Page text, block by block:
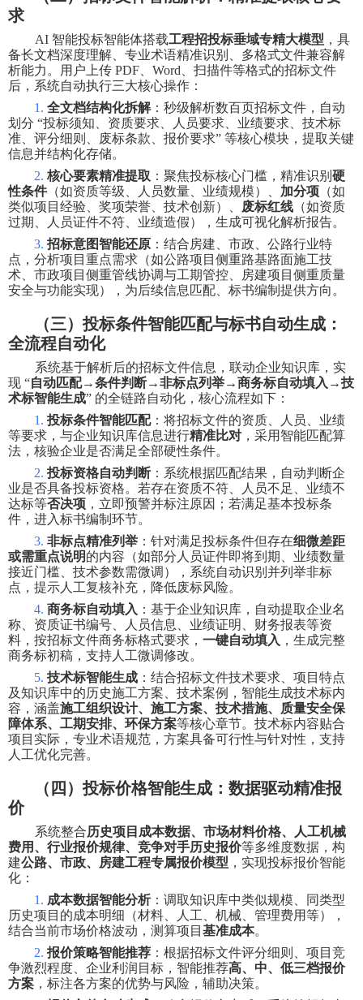
求
AI 智能投标智能体搭载工程招投标垂域专精大模型 ，具
备长文档深度理解、专业术语精准识别、多格式文件兼容解
析能力。用户上传 PDF Word 、扫描件等格式的招标文件
后，系统自动执行三大核心操作：
1. 全文档结构化拆解：秒级解析数百页招标文件，自动
划分 “投标须知、资质要求、人员要求、业绩要求、技术标
准、评分细则、废标条款、报价要求” 等核心模块，提取关键
信息并结构化存储。
2. 核心要素精准提取 ：聚焦投标核心门槛，精准识别 硬
性条件（如资质等级、人员数量、业绩规模）、 加分项 （如
类似项目经验、奖项荣誉、技术创新）、
废标红线 （如资质
过期、人员证件不符、业绩造假），生成可视化解析报告。
3. 招标意图智能还原 ：结合房建、市政、公路行业特
点，分析项目重点需求（如公路项目侧重路基路面施工技
术、市政项目侧重管线协调与工期管控、房建项目侧重质量
安全与功能实现），为后续信息匹配、标书编制提供方向。
（三）投标条件智能匹配与标书自动生成：
全流程自动化
系统基于解析后的招标文件信息，联动企业知识库，实
现 “自动匹配→条件判断→非标点列举→商务标自动填入 →技
术标智能生成” 的全链路自动化，核心流程如下：
1. 投标条件智能匹配：将招标文件的资质、人员、业绩
等要求，与企业知识库信息进行精准比对 ，采用智能匹配算
法，核验企业是否满足全部硬性条件。
2. 投标资格自动判断 ：系统根据匹配结果，自动判断企
业是否具备投标资格。若存在资质不符、人员不足、业绩不
达标等否决项 ，立即预警并标注原因；若满足基本投标条
件，进入标书编制环节。
3. 非标点精准列举 ：针对满足投标条件但存在细微差距
或需重点说明的内容（如部分人员证件即将到期、业绩数量
接近门槛、技术参数需微调），系统自动识别并列举非标
点，提示人工复核补充，降低废标风险。
4. 商务标自动填入 ：基于企业知识库，自动提取企业名
称、资质证书编号、人员信息、业绩证明、财务报表等资
料，按招标文件商务标格式要求， 一键自动填入 ，生成完整
商务标初稿，支持人工微调修改。
5. 技术标智能生成 ：结合招标文件技术要求、项目特点
及知识库中的历史施工方案、技术案例，智能生成技术标内
容，涵盖施工组织设计、施工方案、技术措施、质量安全保
障体系、工期安排、环保方案等核心章节。技术标内容贴合
项目实际，专业术语规范，方案具备可行性与针对性，支持
人工优化完善。
（四）投标价格智能生成：数据驱动精准报
价
系统整合历史项目成本数据、市场材料价格、人工机械
费用、行业报价规律、竞争对手历史报价等多维度数据，构
建公路、市政、房建工程专属报价模型 ，实现投标报价智能
化：
1. 成本数据智能分析：调取知识库中类似规模、同类型
历史项目的成本明细（材料、人工、机械、管理费用等），
结合当前市场价格波动，测算项目 基准成本。
2. 报价策略智能推荐 ：根据招标文件评分细则、项目竞
争激烈程度、企业利润目标，智能推荐高、中、低三档报价
方案 ，标注各方案的优势与风险，辅助决策。